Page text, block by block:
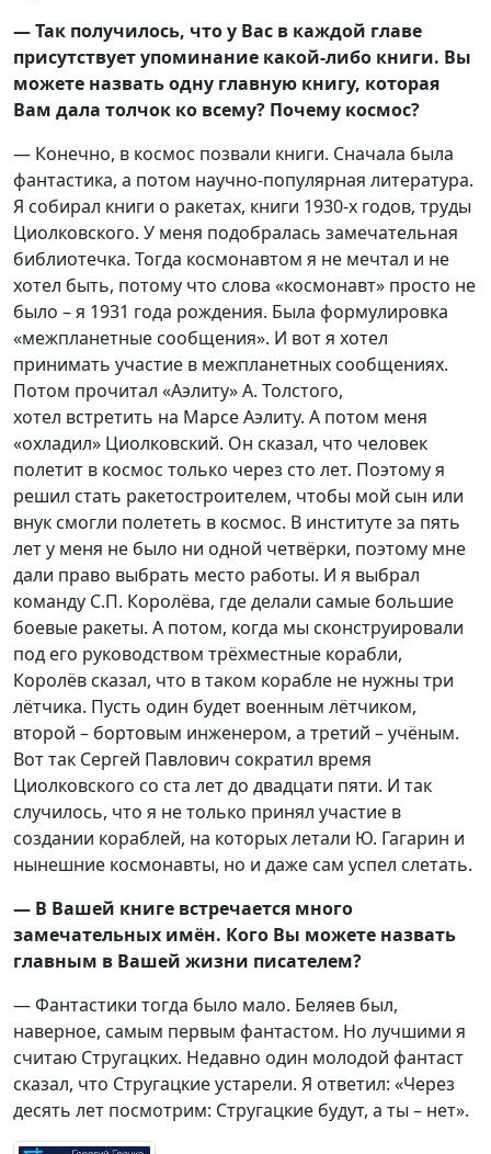
— Так получилось, что у Вас в каждой главе
присутствует упоминание какой-либо книги. Вы
можете назвать одну главную книгу, которая
Вам дала толчок ко всему? Почему космос?
— Конечно, в космос позвали книги. Сначала была
фантастика, а потом научно-популярная литература.
Я собирал книги о ракетах, книги 1930-х годов, труды
Циолковского. У меня подобралась замечательная
библиотечка. Тогда космонавтом я не мечтал и не
хотел быть, потому что слова «космонавт» просто не
было – я 1931 года рождения. Была формулировка
«межпланетные сообщения». И вот я хотел
принимать участие в межпланетных сообщениях.
Потом прочитал «Аэлиту» А. Толстого,
хотел встретить на Марсе Аэлиту. А потом меня
«охладил» Циолковский. Он сказал, что человек
полетит в космос только через сто лет. Поэтому я
решил стать ракетостроителем, чтобы мой сын или
внук смогли полететь в космос. В институте за пять
лет у меня не было ни одной четвёрки, поэтому мне
дали право выбрать место работы. И я выбрал
команду С.П. Королёва, где делали самые большие
боевые ракеты. А потом, когда мы сконструировали
под его руководством трёхместные корабли,
Королёв сказал, что в таком корабле не нужны три
лётчика. Пусть один будет военным лётчиком,
второй – бортовым инженером, а третий – учёным.
Вот так Сергей Павлович сократил время
Циолковского со ста лет до двадцати пяти. И так
случилось, что я не только принял участие в
создании кораблей, на которых летали Ю. Гагарин и
нынешние космонавты, но и даже сам успел слетать.
— В Вашей книге встречается много
замечательных имён. Кого Вы можете назвать
главным в Вашей жизни писателем?
— Фантастики тогда было мало. Беляев был,
наверное, самым первым фантастом. Но лучшими я
считаю Стругацких. Недавно один молодой фантаст
сказал, что Стругацкие устарели. Я ответил: «Через
десять лет посмотрим: Стругацкие будут, а ты – нет».